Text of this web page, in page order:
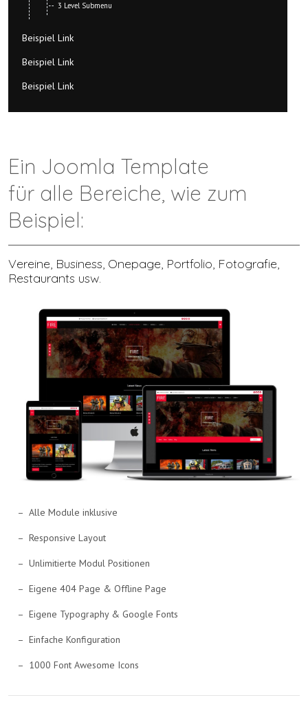
3 Level Submenu
Beispiel Link
Beispiel Link
Beispiel Link
Ein Joomla Template
für alle Bereiche, wie zum
Beispiel:
Vereine, Business, Onepage, Portfolio, Fotografie,
Restaurants usw.
Alle Module inklusive
Responsive Layout
Unlimitierte Modul Positionen
Eigene 404 Page & Offline Page
Eigene Typography & Google Fonts
Einfache Konfiguration
1000 Font Awesome Icons